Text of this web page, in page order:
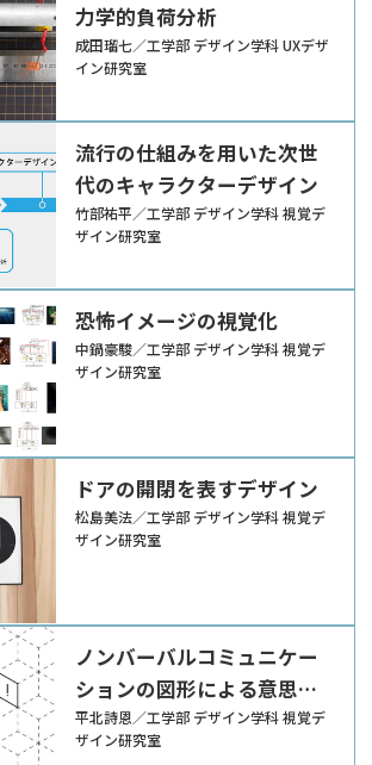
力学的負荷分析
成田瑠七／工学部 デザイン学科 UXデザ
イン研究室
流行の仕組みを用いた次世
代のキャラクターデザイン
竹部祐平／工学部 デザイン学科 視覚デ
ザイン研究室
恐怖イメージの視覚化
中鍋豪駿／工学部 デザイン学科 視覚デ
ザイン研究室
ドアの開閉を表すデザイン
松島美法／工学部 デザイン学科 視覚デ
ザイン研究室
ノンバーバルコミュニケー
ションの図形による意思疎
通の可能性
平北詩恩／工学部 デザイン学科 視覚デ
ザイン研究室